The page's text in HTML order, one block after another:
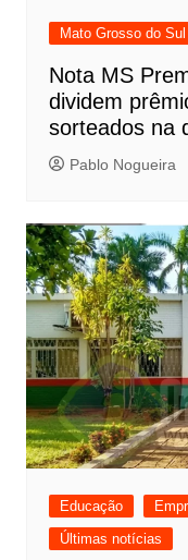
Mato Grosso do Sul
Nota MS
dividem
sorteados na
Pablo Nogueira
Educação
Últimas notícias